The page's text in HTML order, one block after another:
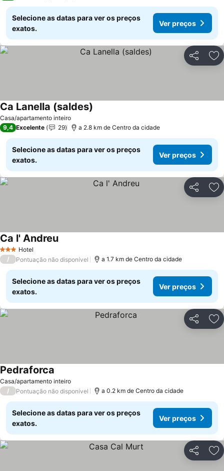
Selecione as datas para ver os preços
exatos.
Ver preços
Partilhar
Casa/apartamento inteiro
Ca Lanella (saldes)
9,4 Excelente 29 a 2.8 km de Centro da cidade
Selecione as datas para ver os preços
exatos.
Ver preços
Partilhar
3 EstrelasHotel
Ca l' Andreu
/ Pontuação não disponível a 1.7 km de Centro da cidade
Selecione as datas para ver os preços
exatos.
Ver preços
Partilhar
Casa/apartamento inteiro
Pedraforca
/ Pontuação não disponível a 0.2 km de Centro da cidade
Selecione as datas para ver os preços
exatos.
Ver preços
Partilhar